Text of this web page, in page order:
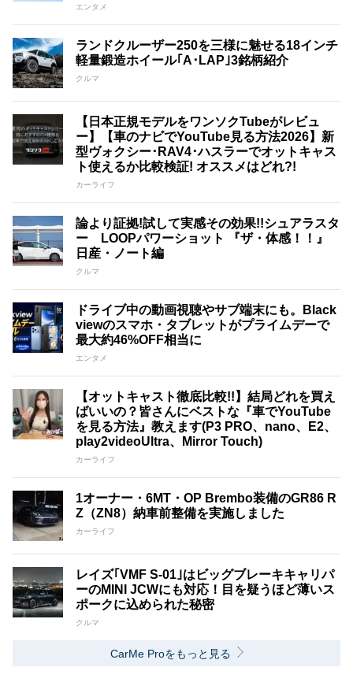
エンタメ
ランドクルーザー250を三様に魅せる18インチ
軽量鍛造ホイール｢A･LAP｣3銘柄紹介
クルマ
【日本正規モデルをワンソクTubeがレビュ
ー】【車のナビでYouTube見る方法2026】新
型ヴォクシー･RAV4･ハスラーでオットキャス
ト使えるか比較検証! オススメはどれ?!
カーライフ
論より証拠!試して実感その効果!!シュアラスタ
ー LOOPパワーショット 『ザ・体感！！』
日産・ノート編
クルマ
ドライブ中の動画視聴やサブ端末にも。Black
viewのスマホ・タブレットがプライムデーで
最大約46%OFF相当に
エンタメ
【オットキャスト徹底比較!!】結局どれを買え
ばいいの？皆さんにベストな『車でYouTube
を見る方法』教えます(P3 PRO、nano、E2、
play2videoUltra、Mirror Touch)
カーライフ
1オーナー・6MT・OP Brembo装備のGR86 R
Z（ZN8）納車前整備を実施しました
カーライフ
レイズ｢VMF S-01｣はビッグブレーキキャリパ
ーのMINI JCWにも対応！目を疑うほど薄いス
ポークに込められた秘密
クルマ
CarMe Proをもっと見る